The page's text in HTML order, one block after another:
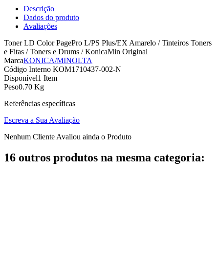
Descrição
Dados do produto
Avaliações
Toner LD Color PagePro L/PS Plus/EX Amarelo / Tinteiros Toners
e Fitas / Toners e Drums / KonicaMin Original
MarcaKONICA/MINOLTA
Código Interno KOM1710437-002-N
Disponível1 Item
Peso0.70 Kg
Referências específicas
Escreva a Sua Avaliação
Nenhum Cliente Avaliou ainda o Produto
16 outros produtos na mesma categoria: